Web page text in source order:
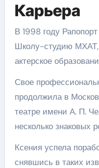
Карьера
В 1998 году
Школу-студию МХАТ,
актерское
Свое
продолжила в
театре имени А. П.
несколько знаковых
Ксения успела
снявшись в таких